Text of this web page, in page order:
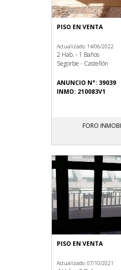
PISO EN VENTA
Actualizado: 14/06/2022
2 Hab. - 1 Baños
Segorbe - Castellón
ANUNCIO N°: 39039
INMO: 210083V1
FORO
PISO EN VENTA
Actualizado: 07/10/2021